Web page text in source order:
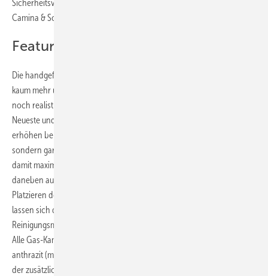
Sicherheitsvorrichtungen stehen bei den Geräten aus dem Hause
Camina & Schmid im Fokus.
Features
Die handgefertigten Keramik-Holzscheite lassen sich von echtem Holz
kaum mehr unterscheiden. Diese wurden so angeordnet, dass ein
noch realistischeres und faszinierenderes Flammenbild entsteht.
Neueste und innovativste Technik sowie überarbeitete Elektroden
erhöhen bei den Gas-Kamineinsätzen nicht nur die Sicherheit,
sondern garantieren auch ein zuverlässiges Starten des Gerätes und
damit maximalen Komfort im Alltag. Die Elektroden erleichtern
daneben auch das Dekorieren des Feuerraums beziehungsweise das
Platzieren der Keramik-Holzscheite. Dank des Scheibenverschlusses
lassen sich die Geräte zudem für Wartungs- oder
Reinigungsmaßnahmen leichter öffnen und schließen.
Alle Gas-Kamineinsätze sind mit einer Innenauskleidung in Stahlblech
anthrazit (matt) oder Glaskeramik schwarz (glänzend) verfügbar. Mit
der zusätzlichen LED-Ambiente Beleuchtung wird in den Gaskaminen